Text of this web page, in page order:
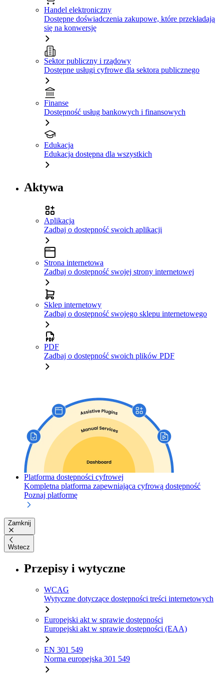
Handel elektroniczny
Dostępne doświadczenia zakupowe, które przekładają
się na konwersję
Sektor publiczny i rządowy
Dostępne usługi cyfrowe dla sektora publicznego
Finanse
Dostępność usług bankowych i finansowych
Edukacja
Edukacja dostępna dla wszystkich
Aktywa
Aplikacja
Zadbaj o dostępność swoich aplikacji
Strona internetowa
Zadbaj o dostępność swojej strony internetowej
Sklep internetowy
Zadbaj o dostępność swojego sklepu internetowego
PDF
Zadbaj o dostępność swoich plików PDF
Platforma dostępności cyfrowej
Kompletna platforma zapewniająca cyfrową dostępność
Poznaj platformę
Zamknij
Wstecz
Przepisy i wytyczne
WCAG
Wytyczne dotyczące dostępności treści internetowych
Europejski akt w sprawie dostępności
Europejski akt w sprawie dostępności (EAA)
EN 301 549
Norma europejska 301 549